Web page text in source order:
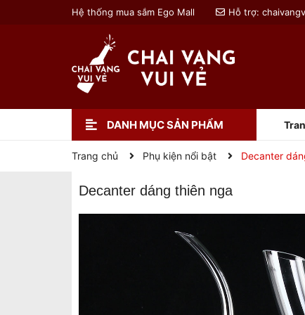
Hệ thống mua sắm Ego Mall Hỗ trợ:
DANH MỤC SẢN PHẨM
Trang chủ Phụ kiện nổi bật Decanter
Decanter dáng thiên nga